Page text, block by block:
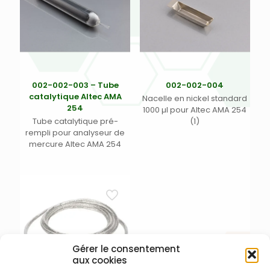
Gérer le consentement
aux cookies
002-002-003 – Tube
catalytique Altec AMA
254
Tube catalytique pré-
rempli pour analyseur de
mercure Altec AMA 254
002-002-004
Nacelle en nickel standard
1000 µl pour Altec AMA 254
(1)